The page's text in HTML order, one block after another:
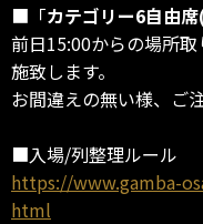
■「カテゴリー6自由
前日15:00からの場所取
施致します。
お間違えの無い様、ご
■入場/列整理ルール
https://www.gamba-
html